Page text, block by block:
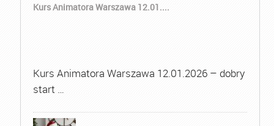
Kurs Animatora Warszawa 12.01....
Kurs Animatora Warszawa 12.01.2026 – dobry
start …